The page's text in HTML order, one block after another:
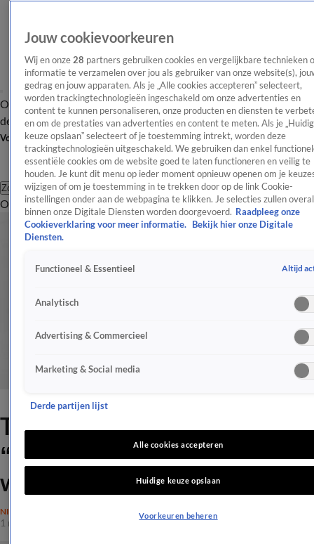
OverzichtAfleveringen Entertainment TV Algemeen
Tip
de redactieNieuwsbrief
Volg Shownieuws
Zoeken
OverzichtEntertainmentSpraakmakendRealityCrimeVideo's
Temptation Lize en Lisa:
“Alle ziekenhuisbezoeken
werden niet uitgezonden”
NIEUWS
1 nov 2017, 14:44
Jouw cookievoorkeuren
Wij en onze 28 partners gebruiken cookies en vergelijkbare technieken
informatie te verzamelen over jou als gebruiker van onze website(s),
gedrag en jouw apparaten. Als je „Alle cookies accepteren” selecteert,
worden trackingtechnologieën ingeschakeld om onze advertenties en
content te kunnen personaliseren, onze producten en diensten te
en om de prestaties van advertenties en content te meten. Als je
keuze opslaan” selecteert of je toestemming intrekt, worden deze
trackingtechnologieën uitgeschakeld. We gebruiken dan enkel
essentiële cookies om de website goed te laten functioneren en veilig te
houden. Je kunt dit menu op ieder moment opnieuw openen om je
wijzigen of om je toestemming in te trekken door op de link Cookie-
instellingen onder aan de webpagina te klikken. Je selecties zullen overal
binnen onze Digitale Diensten worden doorgevoerd. Raadpleeg onze
Cookieverklaring voor meer informatie.
Bekijk hier onze Digitale
Diensten.
Functioneel & Essentieel Altijd
Analytisch
Advertising & Commercieel
Marketing & Social media
Derde partijen lijst
Alle cookies accepteren
Huidige keuze opslaan
Voorkeuren beheren